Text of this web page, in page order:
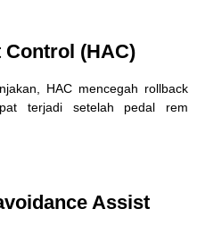
(HAC)
HAC mencegah rollback
terjadi setelah pedal rem
Assist